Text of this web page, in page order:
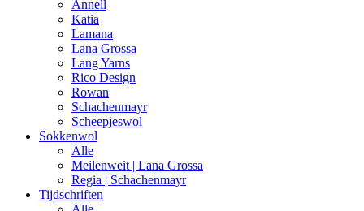
Annell
Katia
Lamana
Lana Grossa
Lang Yarns
Rico Design
Rowan
Schachenmayr
Scheepjeswol
Sokkenwol
Alle
Meilenweit | Lana Grossa
Regia | Schachenmayr
Tijdschriften